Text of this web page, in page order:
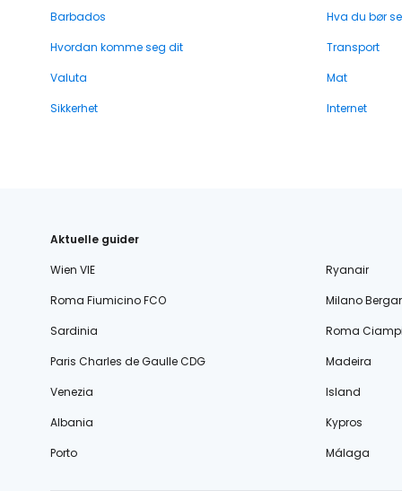
Barbados
Hva du bør se
Hvordan komme seg dit
Transport
Valuta
Mat
Sikkerhet
Internet
Aktuelle guider
Wien VIE
Ryanair
Roma Fiumicino FCO
Milano
Sardinia
Roma
Paris Charles de Gaulle CDG
Madeira
Venezia
Island
Albania
Kypros
Porto
Málaga